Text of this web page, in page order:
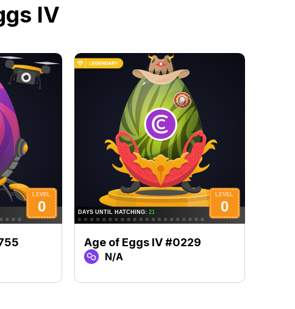
IV
Age of Eggs IV #0229
N/A